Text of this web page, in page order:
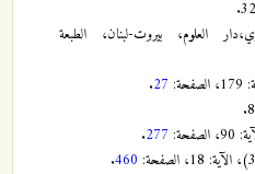
العلوم، بيروت-لبنان، الطبعة
27
.
277
.
460
.